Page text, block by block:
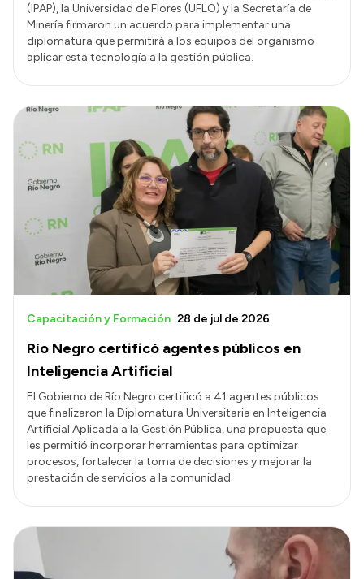
(IPAP), la Universidad de Flores (UFLO) y la Secretaría de
Minería firmaron un acuerdo para implementar una
diplomatura que permitirá a los equipos del organismo
aplicar esta tecnología a la gestión pública.
Río Negro certificó agentes públicos en
Inteligencia Artificial
Capacitación y Formación 28 de jul de 2026
El Gobierno de Río Negro certificó a 41 agentes públicos
que finalizaron la Diplomatura Universitaria en Inteligencia
Artificial Aplicada a la Gestión Pública, una propuesta que
les permitió incorporar herramientas para optimizar
procesos, fortalecer la toma de decisiones y mejorar la
prestación de servicios a la comunidad.